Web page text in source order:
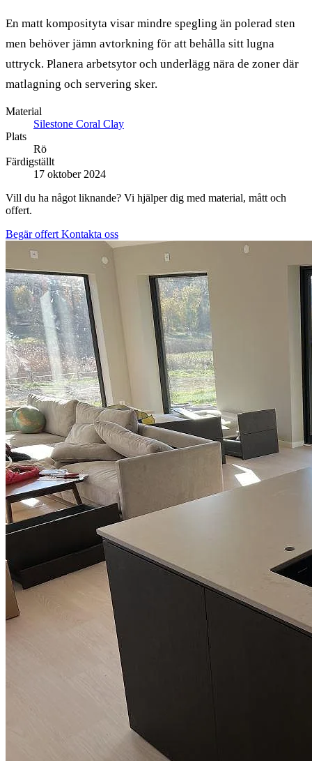
En matt komposityta visar mindre spegling än polerad sten
men behöver jämn avtorkning för att behålla sitt lugna
uttryck. Planera arbetsytor och underlägg nära de zoner där
matlagning och servering sker.
Material
Silestone Coral Clay
Plats
Rö
Färdigställt
17 oktober 2024
Vill du ha något liknande? Vi hjälper dig med material, mått och
offert.
Begär offert Kontakta oss